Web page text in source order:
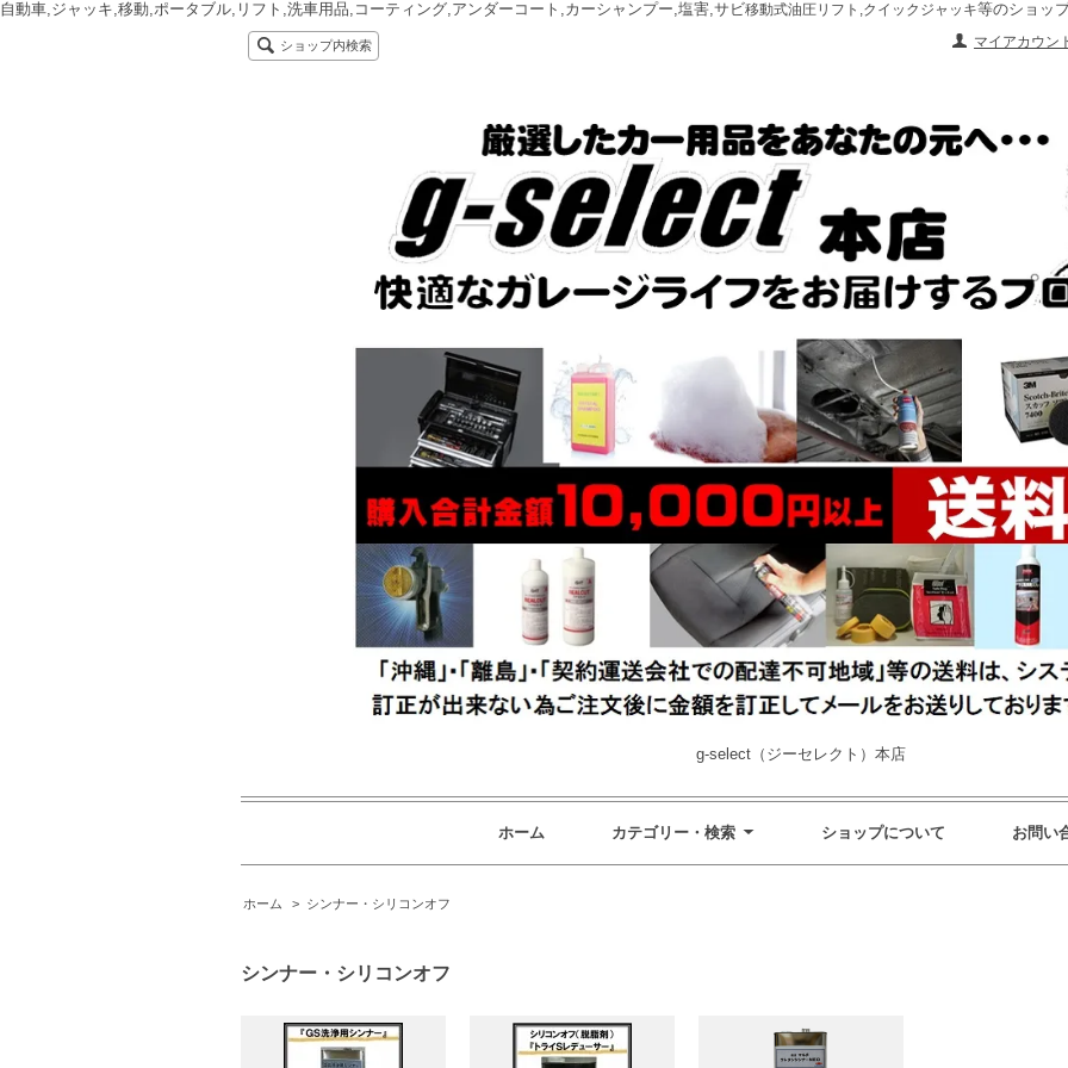
自動車,ジャッキ,移動,ポータブル,リフト,洗車用品,コーティング,アンダーコート,カーシャンプー,塩害,サビ移動式油圧リフト,クイックジャッキ等のショッ
マイアカウン
ショップ内検索
g-select（ジーセレクト）本店
ホーム カテゴリー・検索 ショップについて お問い
ホーム > シンナー・シリコンオフ
シンナー・シリコンオフ